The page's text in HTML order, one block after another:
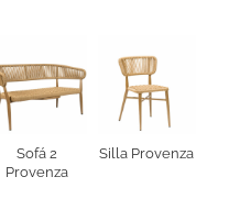
Sofá 2
Provenza
Silla Provenza